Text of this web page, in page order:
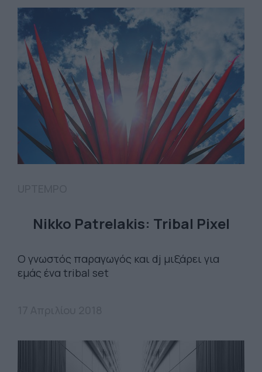
Nikko Patrelakis: Tribal Pixel
O γνωστός παραγωγός και dj μιξάρει για
εμάς ένα tribal set